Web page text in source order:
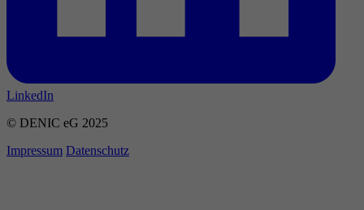
LinkedIn
© DENIC eG 2025
Impressum Datenschutz